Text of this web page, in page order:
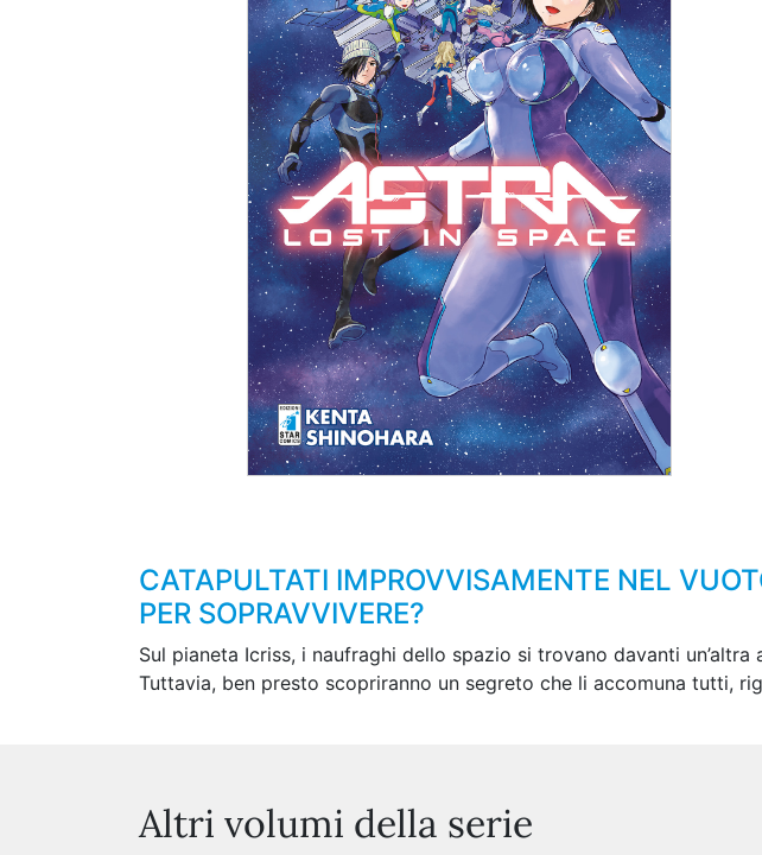
CATAPULTATI IMPROVVISAMENTE NEL
PER SOPRAVVIVERE?
Sul pianeta Icriss, i naufraghi dello spazio si trovano davanti
Tuttavia, ben presto scopriranno un segreto che li accomuna tutti,
Altri volumi della serie